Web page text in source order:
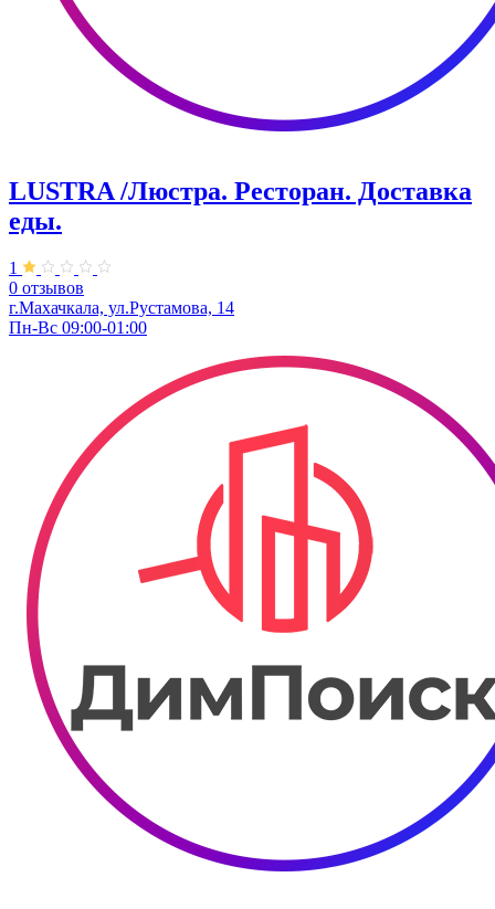
LUSTRA /Люстра. Ресторан. Доставка
еды.
1
0 отзывов
г.Махачкала, ул.Рустамова, 14
Пн-Вс 09:00-01:00